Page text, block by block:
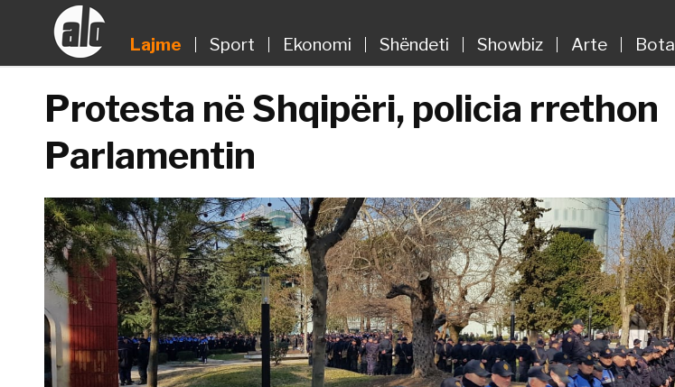
Lajme Sport Ekonomi Shëndeti Showbiz Arte Bota
Protesta në Shqipëri, policia rrethon
Parlamentin